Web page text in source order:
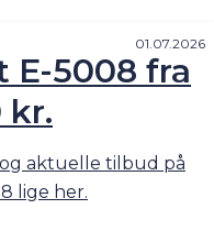
01.07.2026
E-5008 fra
kr.
aktuelle tilbud på
lige her.